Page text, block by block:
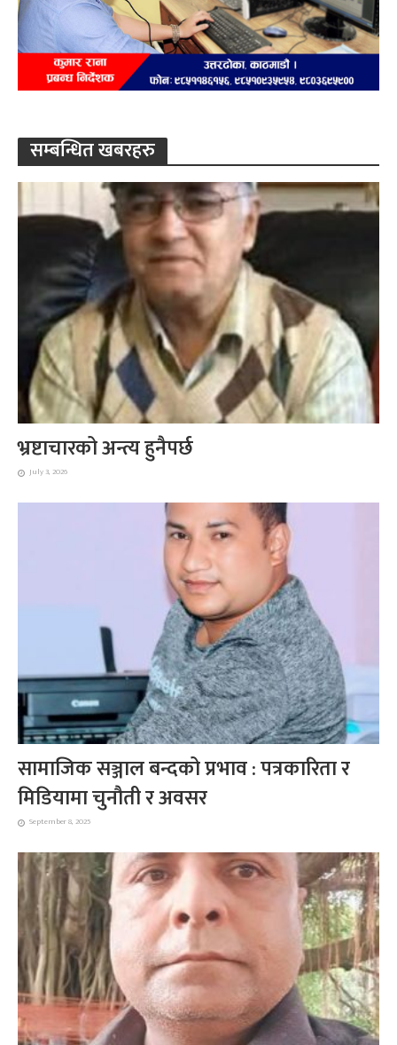
सम्बन्धित खबरहरु
भ्रष्टाचारको अन्त्य हुनैपर्छ
July 3, 2026
सामाजिक सञ्जाल बन्दको प्रभाव : पत्रकारिता र
मिडियामा चुनौती र अवसर
September 8, 2025